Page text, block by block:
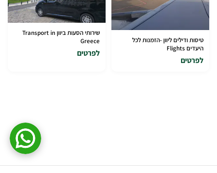
טיסות ודילים ליוון -הזמנות לכל
היעדים Flights
לפרטים
שירותי הסעות ביוון Transport in
Greece
לפרטים